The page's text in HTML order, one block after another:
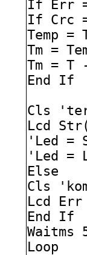
If Err =
If Crc
Temp =
Tm =
Tm = T
End If
Cls
Lcd
'Led =
'Led =
Else
Cls
Lcd
End If
Waitms
Loop